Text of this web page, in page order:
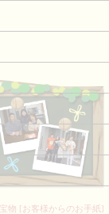
物 [お客様からのお手紙]